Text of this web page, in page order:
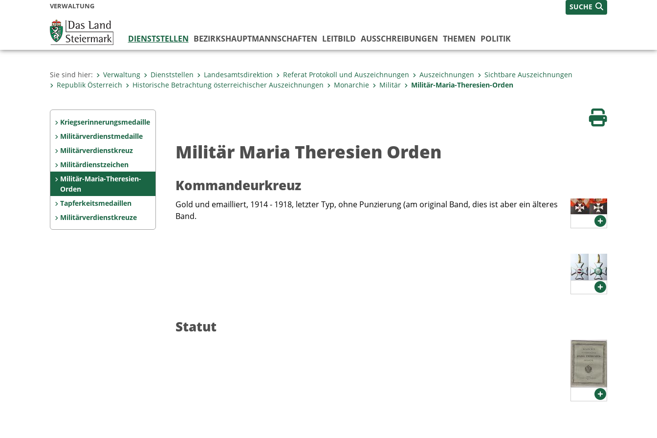
VERWALTUNG SUCHE
DIENSTSTELLEN BEZIRKS­HAUPTMANNSCHAFTEN LEITBILD AUSSCHREIBUNGEN THEMEN POLITIK
Sie sind hier: Verwaltung Dienststellen Landesamtsdirektion Referat Protokoll und Auszeichnungen Auszeichnungen
Sichtbare Auszeichnungen
Republik Österreich
Historische Betrachtung österreichischer Auszeichnungen Monarchie Militär Militär-Maria-Theresien-Orden
Kriegserinnerungsmedaille
Militärverdienstmedaille
Militärverdienstkreuz
Militärdienstzeichen
Militär-Maria-Theresien-
Orden
Tapferkeitsmedaillen
Militärverdienstkreuze
Seite drucken
Militär Maria Theresien Orden
Kommandeurkreuz
Gold und emailliert, 1914 - 1918, letzter Typ, ohne Punzierung (am original Band, dies ist aber ein älteres
Band.
Statut